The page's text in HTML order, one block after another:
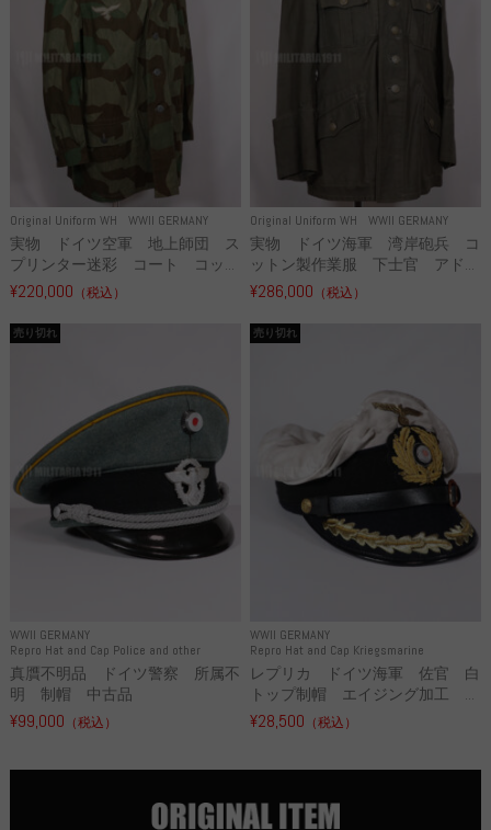
Original Uniform WH WWII GERMANY
実物 ドイツ空軍 地上師団 ス
プリンター迷彩 コート コッ...
¥220,000 （税込）
Original Uniform WH WWII GERMANY
実物 ドイツ海軍 湾岸砲兵 コ
ットン製作業服 下士官 アド...
¥286,000 （税込）
WWII GERMANY
Repro Hat and Cap Police and other
売り切れ
真贋不明品 ドイツ警察 所属不
明 制帽 中古品
¥99,000 （税込）
WWII GERMANY
Repro Hat and Cap Kriegsmarine
売り切れ
レプリカ ドイツ海軍 佐官 白
トップ制帽 エイジング加工 ...
¥28,500 （税込）